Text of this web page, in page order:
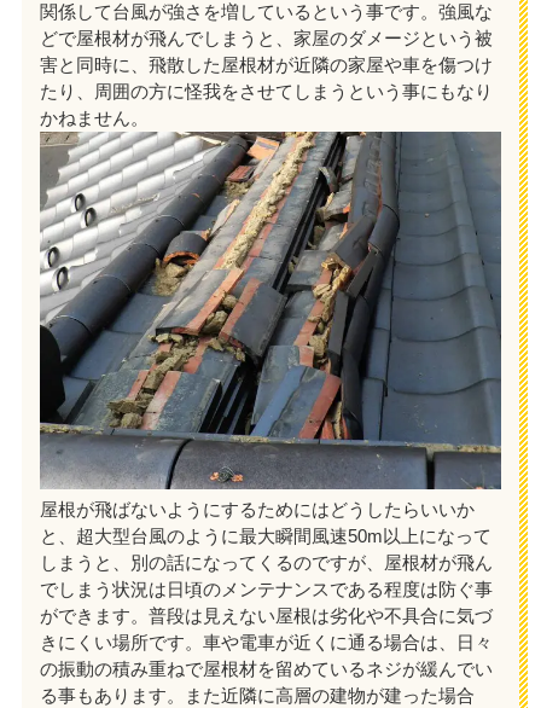
関係して台風が強さを増しているという事です。強風な
どで屋根材が飛んでしまうと、家屋のダメージという被
害と同時に、飛散した屋根材が近隣の家屋や車を傷つけ
たり、周囲の方に怪我をさせてしまうという事にもなり
かねません。
屋根が飛ばないようにするためにはどうしたらいいか
と、超大型台風のように最大瞬間風速50m以上になって
しまうと、別の話になってくるのですが、屋根材が飛ん
でしまう状況は日頃のメンテナンスである程度は防ぐ事
ができます。普段は見えない屋根は劣化や不具合に気づ
きにくい場所です。車や電車が近くに通る場合は、日々
の振動の積み重ねで屋根材を留めているネジが緩んでい
る事もあります。また近隣に高層の建物が建った場合